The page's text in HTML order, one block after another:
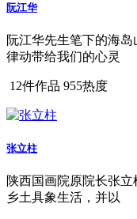
阮江华
阮江华先生笔下的海
律动带给我们的心灵
12件作品 955热度
张立柱
陕西国画院原院长张
乡土具象生活，并以